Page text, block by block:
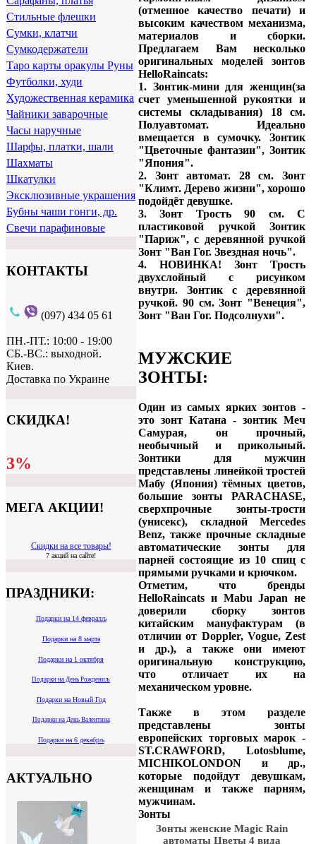
Стильные флешки
Сумки, клатчи
Сумкодержатели
Таро карты оракулы Руны
Футболки, худи
Художественная керамика
Чайники заварочные
Часы наручные
Шарфы, платки, шали
Шахматы
Шкатулки
Эксклюзивные украшения
Бубны чаши гонги, др.
Свечи парафиновые
КОНТАКТЫ
(097) 434 05 61
ПН.-ПТ.: 10:00 - 19:00
СБ.-ВС.: выходной.
Киев.
Доставка по Украине
СКИДКА!
3%
МЕГА АКЦИИ!
Скидки на все товары!
7 акций на сайте!
ПРАЗДНИКИ:
Подарки на 14 февралљ
Подарки на 8 марта
Подарки на 1 октября
Подарки на День Рождениљ
Подарки на Новый Год
Подарки на День Валентина
Подарки на 6 декабрљ
АКТУАЛЬНО
(отменное качество печати) и
высоким качеством механизма,
материалов и сборки.
Предлагаем Вам несколько
оригинальных моделей зонтов
HelloRaincats:
1. Зонтик-мини для женщин(за
счет уменьшенной рукоятки и
системы складывания) 18 см.
Полуавтомат. Идеально
вмещается в сумочку. Зонтик
"Цветочные фантазии", Зонтик
"Япония".
2. Зонт автомат. 28 см. Зонт
"Климт. Дерево жизни", хорошо
подойдёт девушке.
3. Зонт Трость 90 см. С
пластиковой ручкой Зонтик
"Париж", с деревянной ручкой
Зонт "Ван Гог. Звездная ночь".
4. НОВИНКА! Зонт Трость
двухслойный с рисунком
внутри. Зонтик с деревянной
ручкой. 90 см. Зонт "Венеция",
Зонт "Ван Гог. Подсолнухи".
МУЖСКИЕ
ЗОНТЫ:
Один из самых ярких зонтов -
это зонт Катана - зонтик Меч
Самурая, он прочный,
необычный и прикольный.
Зонтики для мужчин
представлены линейкой тростей
Мабу (Япония) тёмных цветов,
большие зонты PARACHASE,
сверхпрочные зонты-трости
(унисекс), складной Mercedes
Benz, также прочные складные
автоматические зонты для
парней состоящие из 10 спиц с
прямыми ручками и крючком.
Отметим, что бренды
HelloRaincats и Mabu Japan не
доверили сборку зонтов
китайским мануфактурам (в
отличии от Doppler, Vogue, Zest
и др.), а также они имеют
оригинальную конструкцию,
что отличает их на
механическом уровне.
Также в этом разделе
представлены зонты
европейских торговых марок -
ST.CRAWFORD, Lotosblume,
MICHIKOLONDON и др.,
которые подойдут девушкам,
женщинам и также парням,
мужчинам.
Зонты
Зонты женские Magic Rain
автоматы Цветы 4 вида